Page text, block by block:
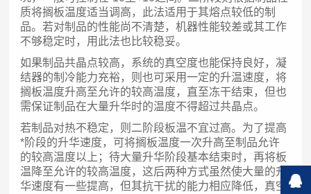
质将搁板温度适当调高，此法适用于其熔点较低的制
品。若对制品的性能尚不清楚，机器性能较差或其工作
不够稳定时，用此法也比较稳妥。
如果制品共晶点较高，系统的真空度也能保持良好，凝
结器的制冷能力充裕，则也可采用一定的升温速度，将
搁板温度升高至允许的较高温度，直至冻干结束，但也
需保证制品在大量升华时的温度不得超过共晶点。
若制品对热不稳定，则二阶段板温不宜过高。为了提高
*阶段的升华速度，可将搁板温度一次升高至制品允许
的较高温度以上；待大量升华阶段基本结束时，再将板
温降至允许的较高温度，这后两种方式虽然使大量的升
华速度有一些提高，但其抗干扰的能力相应降低，真空